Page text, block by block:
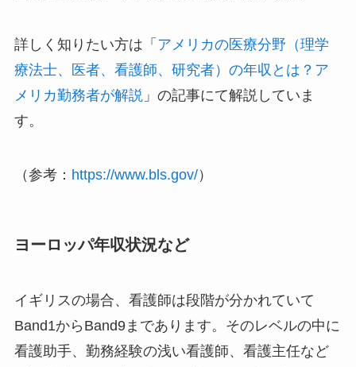
詳しく知りたい方は「 アメリカの医療分野（理学
療法士、医者、看護師、研究者）の年収とは？ア
メリカ勤務者が解説」の記事にて解説していま
す。
（参考： https://www.bls.gov/）
ヨーロッパ年収状況など
イギリスの場合、看護師は段階が分かれていて
Band1からBand9まであります。そのレベルの中に
看護助手、勤務経験の浅い看護師、看護主任など